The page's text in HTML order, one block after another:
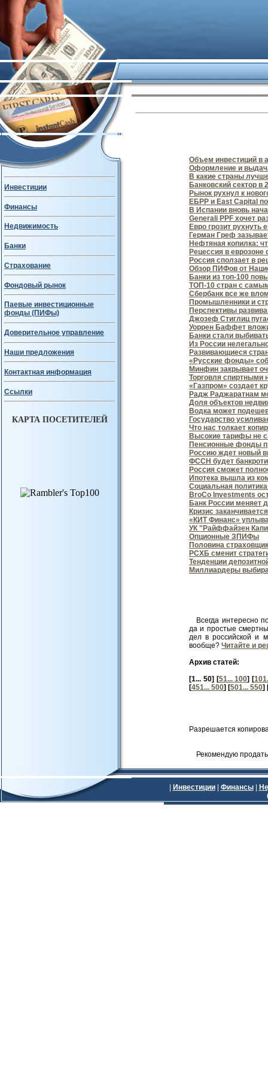
Инвестиции
Финансы
Недвижимость
Банки
Страхование
Фондовый рынок
Паевые инвестиционные
фонды (ПИФы)
Доверительное управление
Наши предложения
Контактная информация
Ссылки
КАРТА ПОСЕТИТЕЛЕЙ
Объем инвестиций в
Оформление и
В какие страны
Банковский сектор в
Рынок рухнул к
ЕБРР и East Capital
В Испании вновь
Generali PPF хочет
Евро грозит рухнуть
Герман Греф
Нефтяная копилка:
Рецессия в еврозоне
Россия сползает в
Обзор ПИФов от
Банки из топ-100
ТОП-10 стран с
Сбербанк все же
Промышленники и
Перспективы
Джозеф Стиглиц
Уоррен Баффет
Банки стали
Из России
Развивающиеся
«Русские фонды»
Минфин закрывает
Торговля спиртными
«Газпром» создает
Радж Раджаратнам
Доля объектов
Водка может
Государство
Что нас толкает
Высокие тарифы не
Пенсионные фонды
Россию ждет новый
ФССН будет
Россия сможет
Ипотека вышла из
Социальная
BroCo Investments
Банк России меняет
Кризис
«КИТ Финанс»
УК "Райффайзен
Опционные ЗПИФы
Половина
РСХБ сменит
Тенденции
Миллиардеры
Всегда интересно
да и простые
дел в российской и
вообще? Читайте и
Архив статей:
[1... 50] [51... 100] [
[451... 500] [501... 550]
Разрешается
Рекомендую
Инвестиции| Финансы|